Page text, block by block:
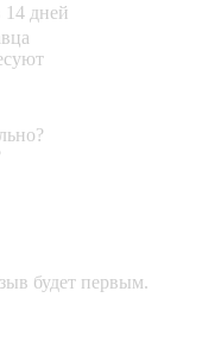
14 дней
будет первым.